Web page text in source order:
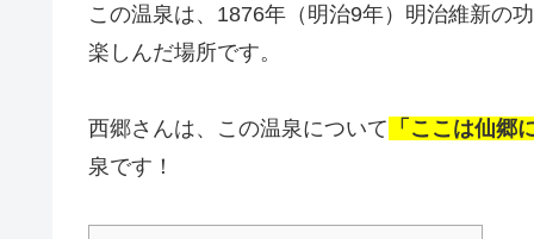
この温泉は、1876年（明治9年）明治維新の
楽しんだ場所です。
西郷さんは、この温泉について 「ここは仙郷
泉です！